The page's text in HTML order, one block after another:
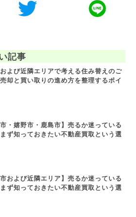
記事
よび近隣エリアで考える住み替えのご
却と買い取りの進め方を整理するポイ
市・嬉野市・鹿島市】売るか迷っている
ず知っておきたい不動産買取という選
市および近隣エリア】売るか迷っている
ず知っておきたい不動産買取という選